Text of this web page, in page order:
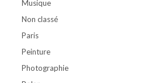
Musique
Non classé
Paris
Peinture
Photographie